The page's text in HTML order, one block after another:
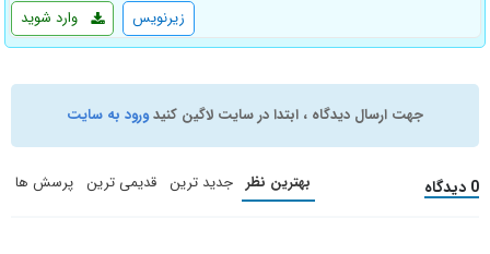
وارد شوید زیرنویس
جهت ارسال دیدگاه ، ابتدا در سایت لاگین کنیدورود به سایت
0 دیدگاه بهترین نظر جدید ترین قدیمی ترین پرسش ها